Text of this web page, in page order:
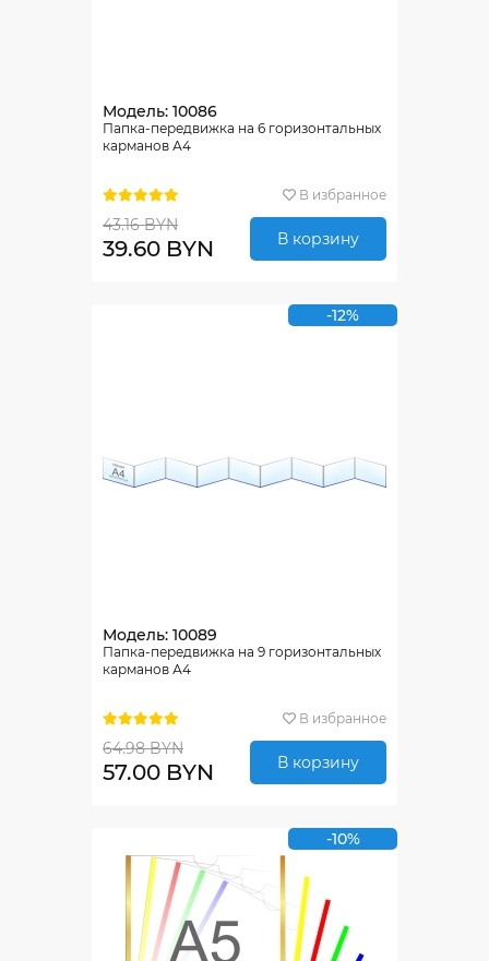
Модель: 10086
Папка-передвижка на 6 горизонтальных
карманов А4
В избранное
43.16 BYN
39.60 BYN В корзину
-12%
Модель: 10089
Папка-передвижка на 9 горизонтальных
карманов А4
В избранное
64.98 BYN
57.00 BYN В корзину
-10%